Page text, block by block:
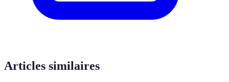
Articles similaires